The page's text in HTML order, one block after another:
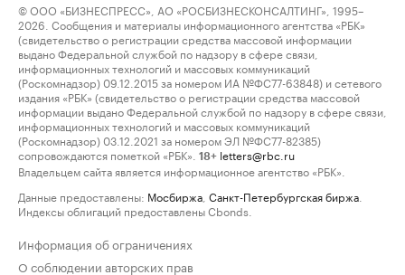
© ООО «БИЗНЕСПРЕСС», АО «РОСБИЗНЕСКОНСАЛТИНГ», 1995–
2026. Сообщения и материалы информационного агентства «РБК»
(свидетельство о регистрации средства массовой информации
выдано Федеральной службой по надзору в сфере связи,
информационных технологий и массовых коммуникаций
(Роскомнадзор) 09.12.2015 за номером ИА №ФС77-63848) и сетевого
издания «РБК» (свидетельство о регистрации средства массовой
информации выдано Федеральной службой по надзору в сфере связи,
информационных технологий и массовых коммуникаций
(Роскомнадзор) 03.12.2021 за номером ЭЛ №ФС77-82385)
сопровождаются пометкой «РБК».
18+ letters@rbc.ru
Владельцем сайта является информационное агентство «РБК».
Данные предоставлены: Мосбиржа Санкт-Петербургская биржа
Индексы облигаций предоставлены Cbonds.
Информация об ограничениях
О соблюдении авторских прав